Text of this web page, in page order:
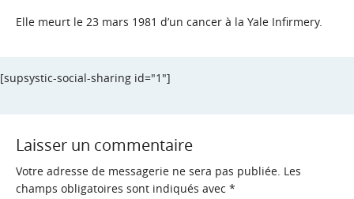
Elle meurt le 23 mars 1981 d’un cancer à la Yale Infirmery.
[supsystic-social-sharing id="1"]
Laisser un commentaire
Votre adresse de messagerie ne sera pas publiée. Les
champs obligatoires sont indiqués avec *